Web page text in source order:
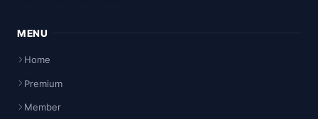
MENU
Home
Premium
Member